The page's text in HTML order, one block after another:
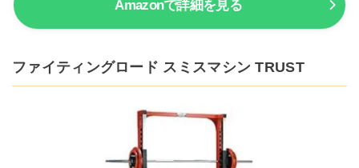
Amazonで詳細を見る
ファイティングロード スミスマシン TRUST